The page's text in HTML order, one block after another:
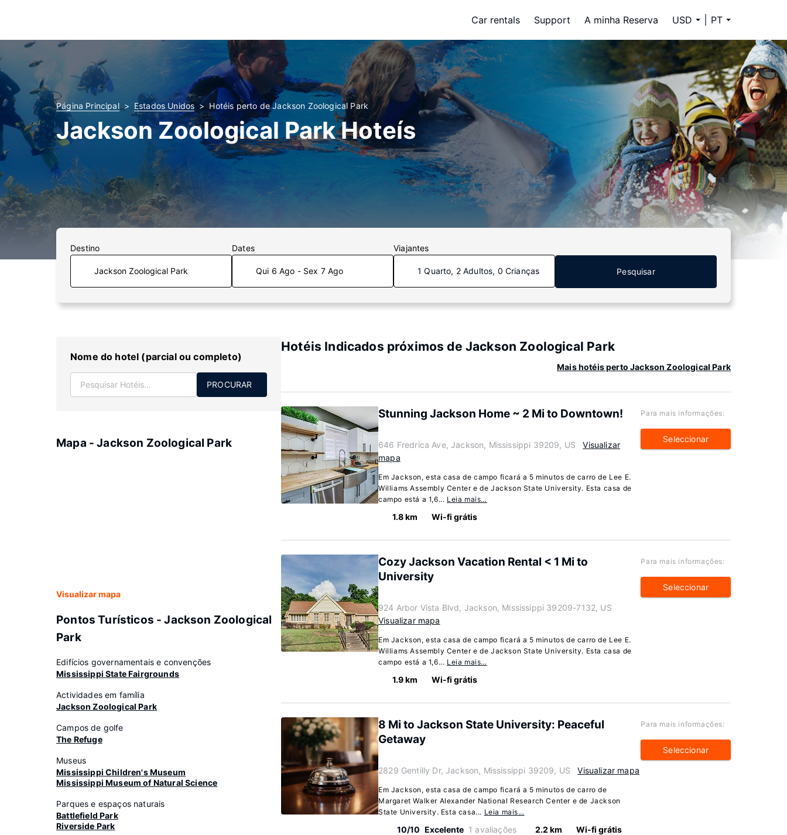
Car rentals Support A minha Reserva USD PT
Página Principal Estados Unidos Hotéis perto de Jackson Zoological Park
Jackson Zoological Park Hoteís
Destino Dates
Qui 6 Ago - Sex 7 Ago
Viajantes
1 Quarto, 2 Adultos, 0 Crianças Pesquisar
Nome do hotel (parcial ou completo)
PROCURAR
Mapa - Jackson Zoological Park
Visualizar mapa
Pontos Turísticos - Jackson Zoological
Park
Edifícios governamentais e convenções
Mississippi State Fairgrounds
Actividades em família
Jackson Zoological Park
Campos de golfe
The Refuge
Museus
Mississippi Children's Museum
Mississippi Museum of Natural Science
Parques e espaços naturais
Battlefield Park
Riverside Park
Hotéis Indicados próximos de Jackson Zoological Park
Mais hotéis perto Jackson Zoological Park
Stunning Jackson Home ~ 2 Mi to Downtown!
646 Fredrica Ave, Jackson, Mississippi 39209, US
Visualizar
mapa
Em Jackson, esta casa de campo ficará a 5 minutos de carro de Lee E.
Williams Assembly Center e de Jackson State University. Esta casa de
campo está a 1,6... Leia mais…
1.8 km Wi-fi grátis
Para mais informações:
Seleccionar
Cozy Jackson Vacation Rental < 1 Mi to
University
924 Arbor Vista Blvd, Jackson, Mississippi 39209-7132, US
Visualizar mapa
Em Jackson, esta casa de campo ficará a 5 minutos de carro de Lee E.
Williams Assembly Center e de Jackson State University. Esta casa de
campo está a 1,6... Leia mais…
1.9 km Wi-fi grátis
Para mais informações:
Seleccionar
8 Mi to Jackson State University: Peaceful
Getaway
2829 Gentilly Dr, Jackson, Mississippi 39209, US Visualizar mapa
Em Jackson, esta casa de campo ficará a 5 minutos de carro de
Margaret Walker Alexander National Research Center e de Jackson
State University. Esta casa... Leia mais…
10/10 Excelente 1 avaliações 2.2 km Wi-fi grátis
Para mais informações:
Seleccionar